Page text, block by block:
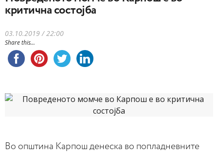
критична состојба
03.10.2019 / 22:00
Share this...
Во општина Карпош денеска во попладневните